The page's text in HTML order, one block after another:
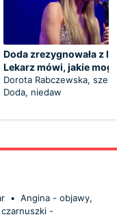
Doda zrezygnowała z
Lekarz mówi, jakie
Dorota Rabczewska,
Doda, niedaw
• Angina - objawy,
-